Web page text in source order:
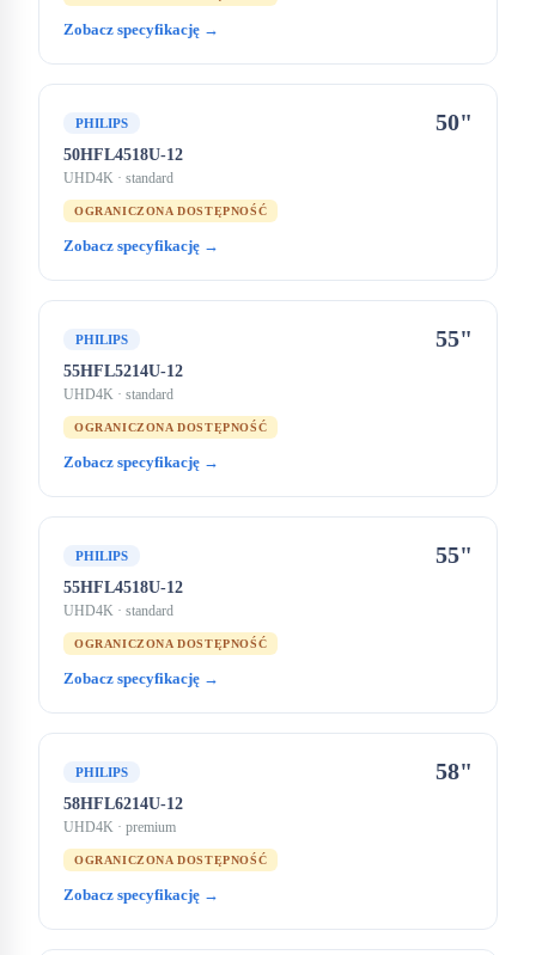
Zobacz specyfikację →
PHILIPS 50"
50HFL4518U-12
UHD4K · standard
OGRANICZONA DOSTĘPNOŚĆ
Zobacz specyfikację →
PHILIPS 55"
55HFL5214U-12
UHD4K · standard
OGRANICZONA DOSTĘPNOŚĆ
Zobacz specyfikację →
PHILIPS 55"
55HFL4518U-12
UHD4K · standard
OGRANICZONA DOSTĘPNOŚĆ
Zobacz specyfikację →
PHILIPS 58"
58HFL6214U-12
UHD4K · premium
OGRANICZONA DOSTĘPNOŚĆ
Zobacz specyfikację →